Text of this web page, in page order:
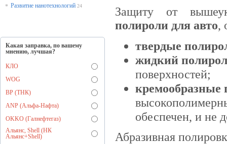
* Развитие нанотехнологий 24
Какая заправка, по вашему
мнению, лучшая?
КЛО
WOG
BP (ТНК)
ANP (Альфа-Нафта)
OKKO (Галнефтегаз)
Альянс, Shell (НК
Альянс+Shell)
Защиту от
полироли для авто,
твердые
жидкий
поверхностей;
кремообразные
обеспечен, и не
Абразивная